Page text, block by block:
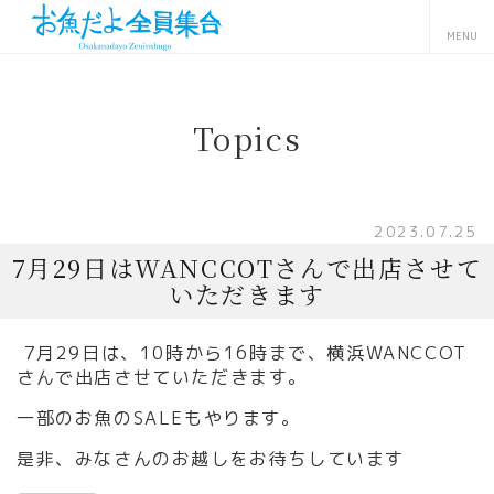
Topics
2023.07.25
7月29日はWANCCOTさんで出店させて
いただきます
7月29日は、10時から16時まで、横浜WANCCOT
さんで出店させていただきます。
一部のお魚のSALEもやります。
是非、みなさんのお越しをお待ちしています